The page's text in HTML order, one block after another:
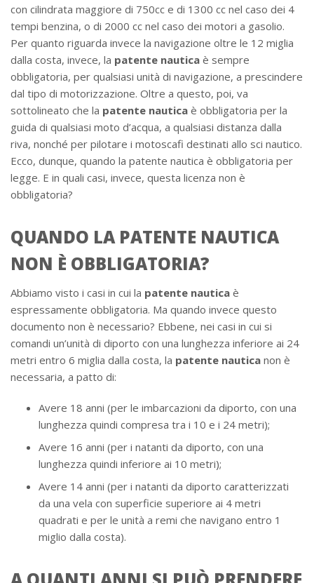
con cilindrata maggiore di 750cc e di 1300 cc nel caso dei 4
tempi benzina, o di 2000 cc nel caso dei motori a gasolio.
Per quanto riguarda invece la navigazione oltre le 12 miglia
dalla costa, invece, la patente nautica è sempre
obbligatoria, per qualsiasi unità di navigazione, a prescindere
dal tipo di motorizzazione. Oltre a questo, poi, va
sottolineato che la patente nautica è obbligatoria per la
guida di qualsiasi moto d’acqua, a qualsiasi distanza dalla
riva, nonché per pilotare i motoscafi destinati allo sci nautico.
Ecco, dunque, quando la patente nautica è obbligatoria per
legge. E in quali casi, invece, questa licenza non è
obbligatoria?
QUANDO LA PATENTE NAUTICA
NON È OBBLIGATORIA?
Abbiamo visto i casi in cui la patente nautica è
espressamente obbligatoria. Ma quando invece questo
documento non è necessario? Ebbene, nei casi in cui si
comandi un’unità di diporto con una lunghezza inferiore ai 24
metri entro 6 miglia dalla costa, la patente nautica non è
necessaria, a patto di:
Avere 18 anni (per le imbarcazioni da diporto, con una
lunghezza quindi compresa tra i 10 e i 24 metri);
Avere 16 anni (per i natanti da diporto, con una
lunghezza quindi inferiore ai 10 metri);
Avere 14 anni (per i natanti da diporto caratterizzati
da una vela con superficie superiore ai 4 metri
quadrati e per le unità a remi che navigano entro 1
miglio dalla costa).